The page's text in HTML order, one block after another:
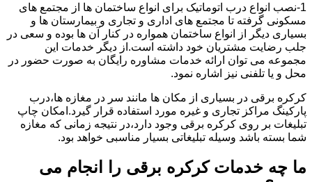
1-نصب انواع درب اتوماتیک برای انواع ساختمان ها از مجتمع های
مسکونی گرفته تا مجتمع های اداری و تجاری و بیمارستان ها و
بسیاری دیگر از انواع ساختمان همواره در کنار آن ها بوده و سعی در
جلب رضایت مشتریان خود داشته است.از دیگر خدمات این
مجموعه می توان ارائه خدمات مشاوره رایگان به صورت حضور در
محل و یا تلفنی نیز اشاره نمود.
کرکره برقی در بسیاری از مکان ها مانند سر در مغازه ها،درب
پارکینگ مراکز تجاری و غیره مورد استفاده قرار گیرد.امکان چاپ
تبلیغات بر روی کرکره برقی وجود دارد،در نتیجه زمانی که مغازه
شما بسته باشد وسیله تبلیغاتی بسیار مناسبی خواهد بود.
ما چه خدمات کرکره برقی را انجام می